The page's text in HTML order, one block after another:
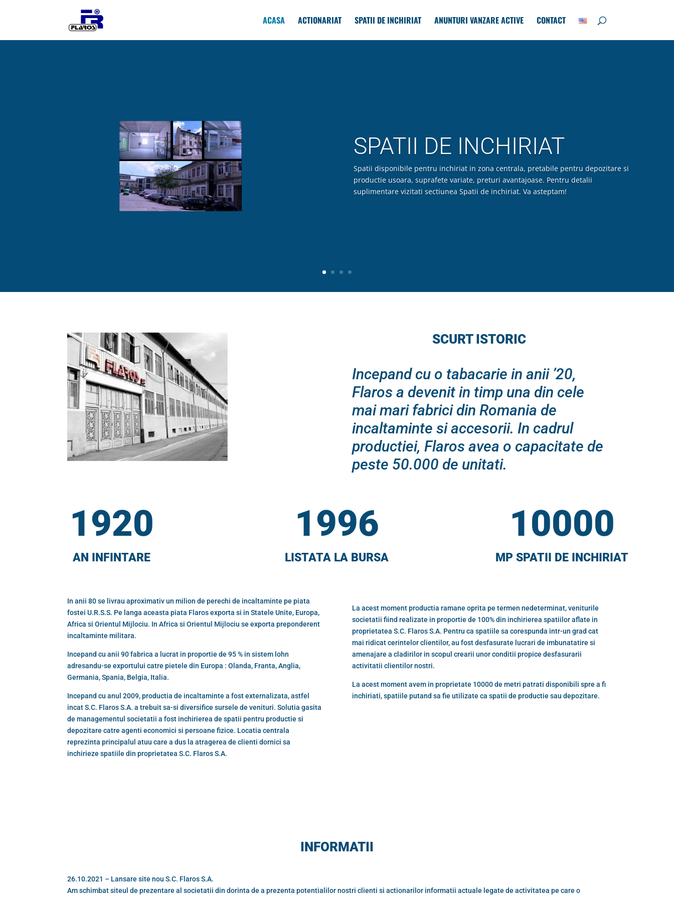
ACASA ACTIONARIAT SPATII DE INCHIRIAT ANUNTURI VANZARE ACTIVE CONTACT
SPATII DE INCHIRIAT
Spatii disponibile pentru inchiriat in zona centrala, pretabile pentru depozitare si
productie usoara, suprafete variate, preturi avantajoase. Pentru detalii
suplimentare vizitati sectiunea Spatii de inchiriat. Va asteptam!
SCURT ISTORIC
Incepand cu o tabacarie in anii ’20,
Flaros a devenit in timp una din cele
mai mari fabrici din Romania de
incaltaminte si accesorii. In cadrul
productiei, Flaros avea o capacitate de
peste 50.000 de unitati.
1920
AN INFINTARE
1996
LISTATA LA BURSA
10000
MP SPATII DE INCHIRIAT
In anii 80 se livrau aproximativ un milion de perechi de incaltaminte pe piata
fostei U.R.S.S. Pe langa aceasta piata Flaros exporta si in Statele Unite, Europa,
Africa si Orientul Mijlociu. In Africa si Orientul Mijlociu se exporta preponderent
incaltaminte militara.
Incepand cu anii 90 fabrica a lucrat in proportie de 95 % in sistem lohn
adresandu-se exportului catre pietele din Europa : Olanda, Franta, Anglia,
Germania, Spania, Belgia, Italia.
Incepand cu anul 2009, productia de incaltaminte a fost externalizata, astfel
incat S.C. Flaros S.A. a trebuit sa-si diversifice sursele de venituri. Solutia gasita
de managementul societatii a fost inchirierea de spatii pentru productie si
depozitare catre agenti economici si persoane fizice. Locatia centrala
reprezinta principalul atuu care a dus la atragerea de clienti dornici sa
inchirieze spatiile din proprietatea S.C. Flaros S.A.
La acest moment productia ramane oprita pe termen nedeterminat, veniturile
societatii fiind realizate in proportie de 100% din inchirierea spatiilor aflate in
proprietatea S.C. Flaros S.A. Pentru ca spatiile sa corespunda intr-un grad cat
mai ridicat cerintelor clientilor, au fost desfasurate lucrari de imbunatatire si
amenajare a cladirilor in scopul crearii unor conditii propice desfasurarii
activitatii clientilor nostri.
La acest moment avem in proprietate 10000 de metri patrati disponibili spre a fi
inchiriati, spatiile putand sa fie utilizate ca spatii de productie sau depozitare.
INFORMATII
26.10.2021 – Lansare site nou S.C. Flaros S.A.
Am schimbat siteul de prezentare al societatii din dorinta de a prezenta potentialilor nostri clienti si actionarilor informatii actuale legate de activitatea pe care o